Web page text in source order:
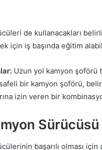
de kullanacakları
için iş başında eğitim
Uzun yol kamyon şoförü
bir kamyon şoförü,
izin veren bir
başarılı olması için